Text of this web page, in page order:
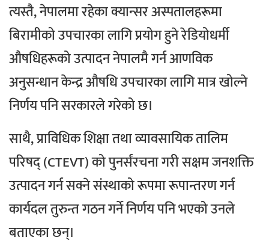
त्यस्तै, नेपालमा रहेका क्यान्सर अस्पतालहरूमा
बिरामीको उपचारका लागि प्रयोग हुने रेडियोधर्मी
औषधिहरूको उत्पादन नेपालमै गर्न आणविक
अनुसन्धान केन्द्र औषधि उपचारका लागि मात्र खोल्ने
निर्णय पनि सरकारले गरेको छ।
साथै, प्राविधिक शिक्षा तथा व्यावसायिक तालिम
परिषद् (CTEVT) को पुनर्संरचना गरी सक्षम जनशक्ति
उत्पादन गर्न सक्ने संस्थाको रूपमा रूपान्तरण गर्न
कार्यदल तुरुन्त गठन गर्ने निर्णय पनि भएको उनले
बताएका छन्।